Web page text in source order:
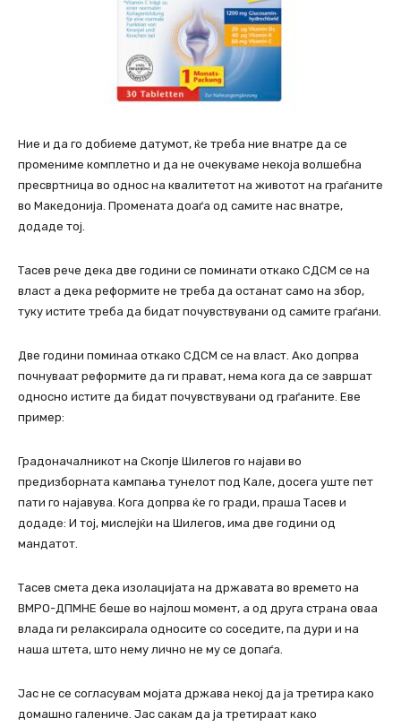
Ние и да го добиеме датумот, ќе треба ние внатре да се
промениме комплетно и да не очекуваме некоја волшебна
пресвртница во однос на квалитетот на животот на граѓаните
во Македонија. Промената доаѓа од самите нас внатре,
додаде тој.
Тасев рече дека две години се поминати откако СДСМ се на
власт а дека реформите не треба да останат само на збор,
туку истите треба да бидат почувствувани од самите граѓани.
Две години поминаа откако СДСМ се на власт. Ако допрва
почнуваат реформите да ги прават, нема кога да се завршат
односно истите да бидат почувствувани од граѓаните. Еве
пример:
Градоначалникот на Скопје Шилегов го најави во
предизборната кампања тунелот под Кале, досега уште пет
пати го најавува. Кога допрва ќе го гради, праша Тасев и
додаде: И тој, мислејќи на Шилегов, има две години од
мандатот.
Тасев смета дека изолацијата на државата во времето на
ВМРО-ДПМНЕ беше во најлош момент, а од друга страна оваа
влада ги релаксирала односите со соседите, па дури и на
наша штета, што нему лично не му се допаѓа.
Јас не се согласувам мојата држава некој да ја третира како
домашно галениче. Јас сакам да ја третираат како